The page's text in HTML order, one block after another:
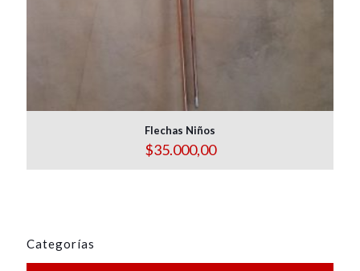
Flechas Niños
$35.000,00
Categorías